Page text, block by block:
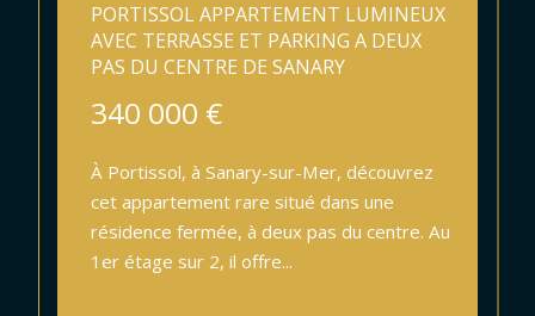
PORTISSOL APPARTEMENT LUMINEUX
AVEC TERRASSE ET PARKING A DEUX
PAS DU CENTRE DE SANARY
340 000 €
À Portissol, à Sanary-sur-Mer, découvrez
cet appartement rare situé dans une
résidence fermée, à deux pas du centre. Au
1er étage sur 2, il offre...